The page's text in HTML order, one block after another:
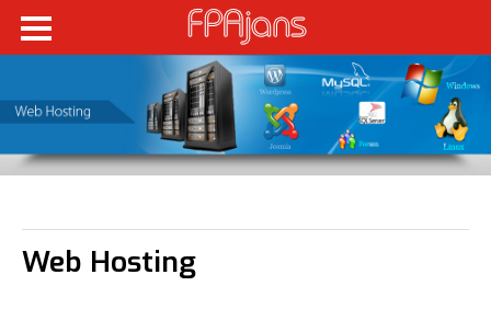
Fikir Proje Ajans
Kurumsal
Hizmetlerimiz
Fikir Proje Blogluyor
Web Hosting